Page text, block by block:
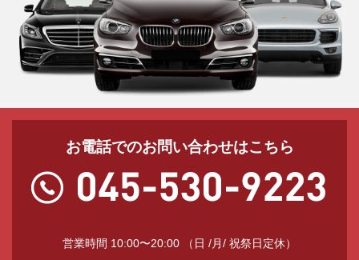
お電話でのお問い合わせはこちら
営業時間 10:00〜20:00 （日 /月/ 祝祭日定休）